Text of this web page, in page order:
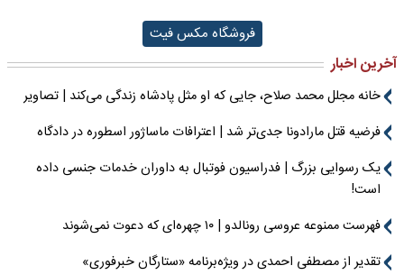
فروشگاه مکس فیت
آخرین اخبار
خانه مجلل محمد صلاح، جایی که او مثل پادشاه زندگی می‌کند | تصاویر
فرضیه قتل مارادونا جدی‌تر شد | اعترافات ماساژور اسطوره در دادگاه
یک رسوایی بزرگ | فدراسیون فوتبال به داوران خدمات جنسی داده
است!
فهرست ممنوعه عروسی رونالدو | ۱۰ چهره‌ای که دعوت نمی‌شوند
تقدیر از مصطفی احمدی در ویژه‌برنامه «ستارگان خبرفوری»